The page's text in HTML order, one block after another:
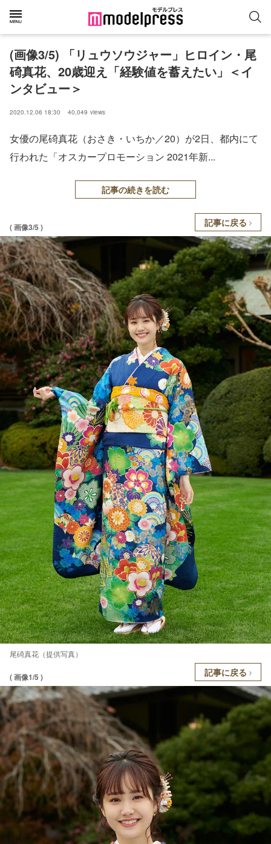
(画像3/5) 「リュウソウジャー」ヒロイン・尾
碕真花、20歳迎え「経験値を蓄えたい」＜イ
ンタビュー＞
2020.12.06 18:30 40,049 views
女優の尾碕真花（おさき・いちか／20）が2日、都内にて
行われた「オスカープロモーション 2021年新...
記事の続きを読む
( 画像3/5 ) 記事に戻る
尾碕真花（提供写真）
( 画像1/5 ) 記事に戻る